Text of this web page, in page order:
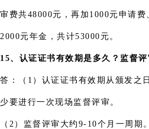
审费共48000元，再加1000元申请费
2000元年金，共计53000元。
15、认证证书有效期是多久？监督评
答：（1）认证证书有效期从颁发之
少要进行一次现场监督评审。
（2）监督评审大约9-10个月一周期